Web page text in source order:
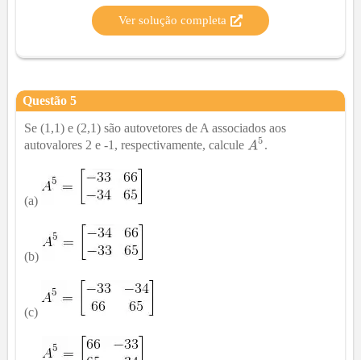
Ver solução completa
Questão 5
Se (1,1) e (2,1) são autovetores de A associados aos
autovalores 2 e -1, respectivamente, calcule
.
(a)
(b)
(c)